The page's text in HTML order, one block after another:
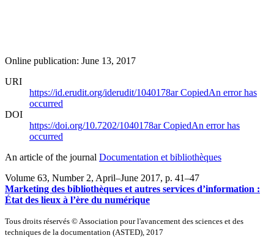
Online publication: June 13, 2017
URI
https://id.erudit.org/iderudit/1040178arCopiedAn error has
occurred
DOI
https://doi.org/10.7202/1040178arCopiedAn error has
occurred
An article of the journal Documentation et bibliothèques
Volume 63, Number 2, April–June 2017, p. 41–47
Marketing des bibliothèques et autres services d’information :
État des lieux à l’ère du numérique
Tous droits réservés © Association pour l'avancement des sciences et des
techniques de la documentation (ASTED), 2017